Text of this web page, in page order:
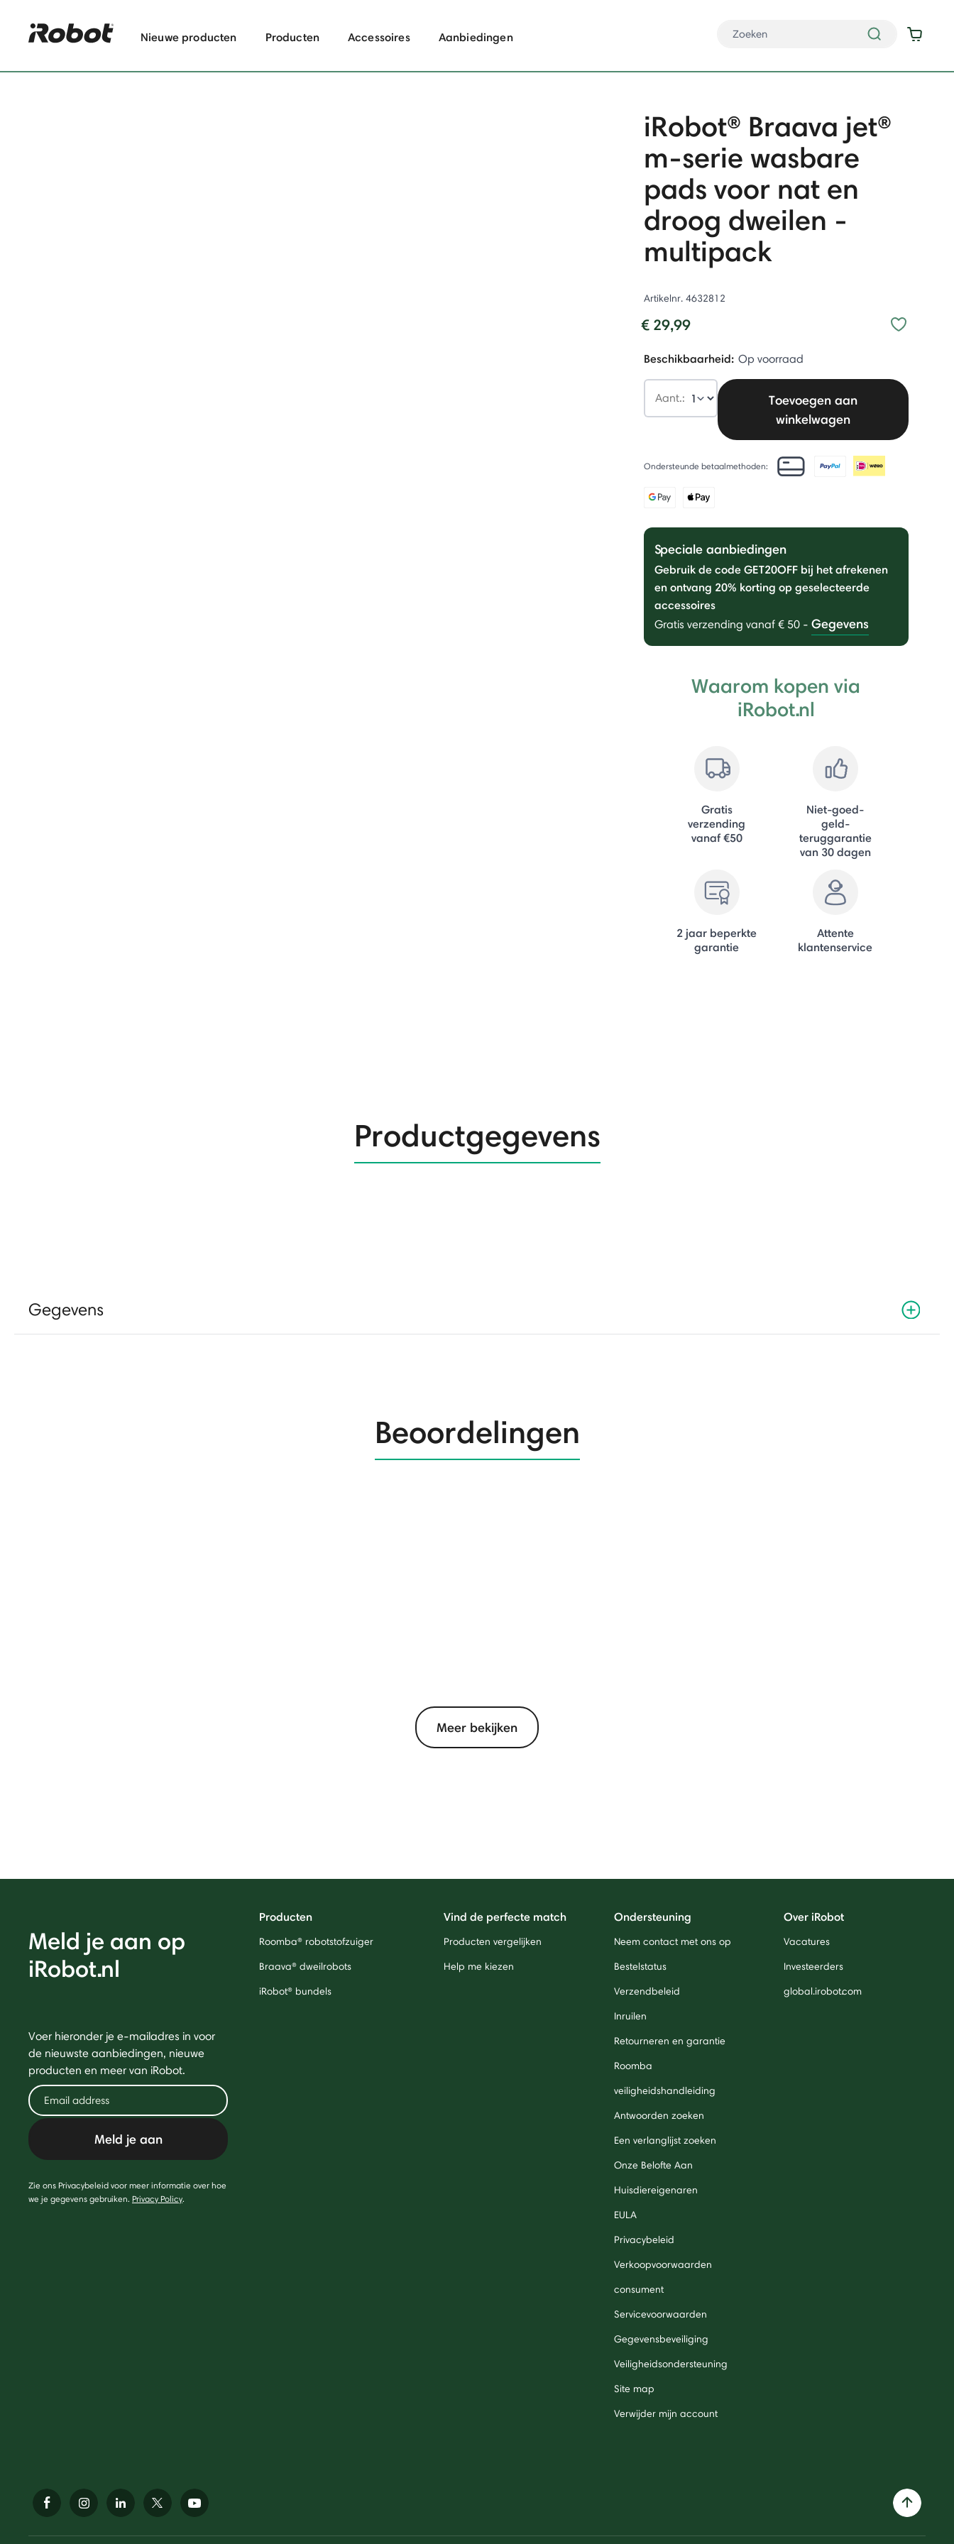
Nieuwe producten Producten Accessoires Aanbiedingen
iRobot® Braava jet®
m-serie wasbare
pads voor nat en
droog dweilen -
multipack
Artikelnr. 4632812
€ 29,99
Beschikbaarheid: Op voorraad
Aant.:
Toevoegen aan
winkelwagen
Ondersteunde betaalmethoden:
Speciale aanbiedingen
Gebruik de code GET20OFF bij het afrekenen
en ontvang 20% ​​korting op geselecteerde
accessoires
Gratis verzending vanaf € 50 - Gegevens
Waarom kopen via
iRobot.nl
Gratis
verzending
vanaf €50
Niet-goed-
geld-
teruggarantie
van 30 dagen
2 jaar beperkte
garantie
Attente
klantenservice
Productgegevens
Gegevens
Beoordelingen
Meer bekijken
Meld je aan op
iRobot.nl
Voer hieronder je e-mailadres in voor
de nieuwste aanbiedingen, nieuwe
producten en meer van iRobot.
Meld je aan
Zie ons Privacybeleid voor meer informatie over hoe
we je gegevens gebruiken. Privacy Policy.
Producten
Roomba® robotstofzuiger
Braava® dweilrobots
iRobot® bundels
Vind de perfecte match
Producten vergelijken
Help me kiezen
Ondersteuning
Neem contact met ons op
Bestelstatus
Verzendbeleid
Inruilen
Retourneren en garantie
Roomba
veiligheidshandleiding
Antwoorden zoeken
Een verlanglijst zoeken
Onze Belofte Aan
Huisdiereigenaren
EULA
Privacybeleid
Verkoopvoorwaarden
consument
Servicevoorwaarden
Gegevensbeveiliging
Veiligheidsondersteuning
Site map
Verwijder mijn account
Over iRobot
Vacatures
Investeerders
global.irobot.com